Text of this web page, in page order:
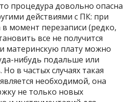
процедура довольно опасна
действиями с ПК: при
момент перезаписи (редко,
все не получится
материнскую плату можно
нибудь подальше или
в частых случаях такая
необходимой, она
не только новых